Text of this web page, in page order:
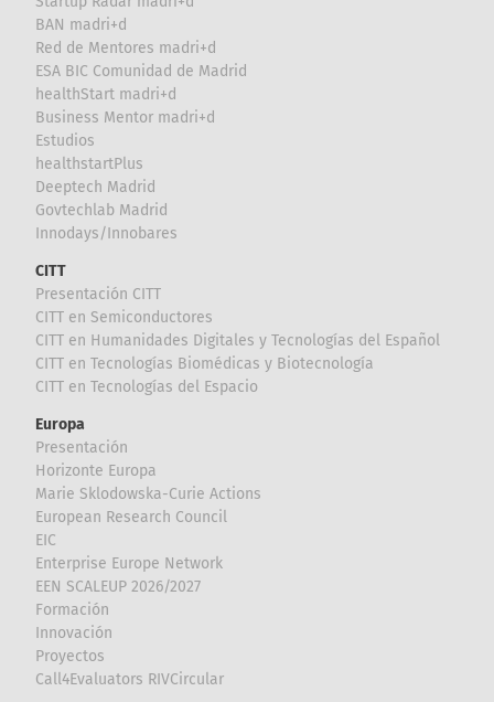
BAN madri+d
Red de Mentores madri+d
ESA BIC Comunidad de Madrid
healthStart madri+d
Business Mentor madri+d
Estudios
healthstartPlus
Deeptech Madrid
Govtechlab Madrid
Innodays/Innobares
CITT
Presentación CITT
CITT en Semiconductores
CITT en Humanidades Digitales y Tecnologías del Español
CITT en Tecnologías Biomédicas y Biotecnología
CITT en Tecnologías del Espacio
Europa
Presentación
Horizonte Europa
Marie Sklodowska-Curie Actions
European Research Council
EIC
Enterprise Europe Network
EEN SCALEUP 2026/2027
Formación
Innovación
Proyectos
Call4Evaluators RIVCircular